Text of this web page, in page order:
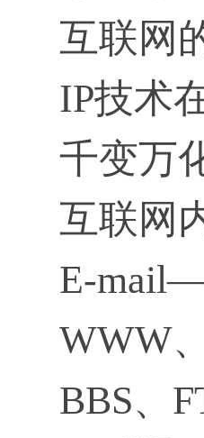
互联网
IP技术
千变万
互联网
E-
WWW
BBS、